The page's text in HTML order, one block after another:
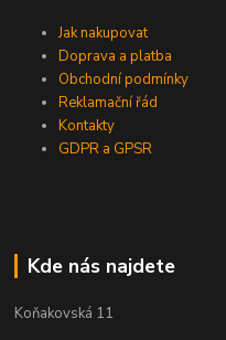
Jak nakupovat
Doprava a platba
Obchodní podmínky
Reklamační řád
Kontakty
GDPR a GPSR
Kde nás najdete
Koňakovská 11